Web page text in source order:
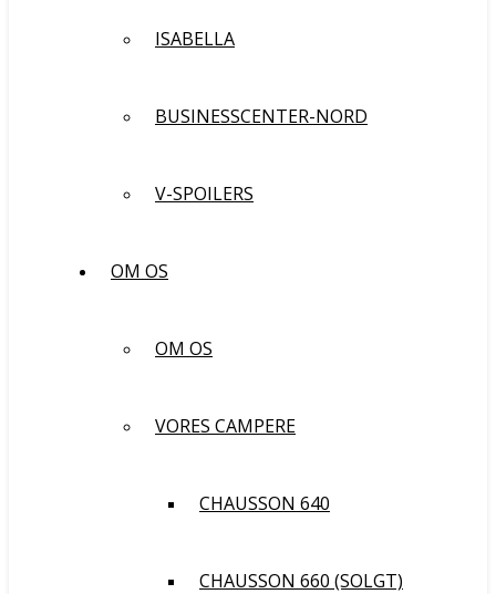
ISABELLA
BUSINESSCENTER-NORD
V-SPOILERS
OM OS
OM OS
VORES CAMPERE
CHAUSSON 640
CHAUSSON 660 (SOLGT)